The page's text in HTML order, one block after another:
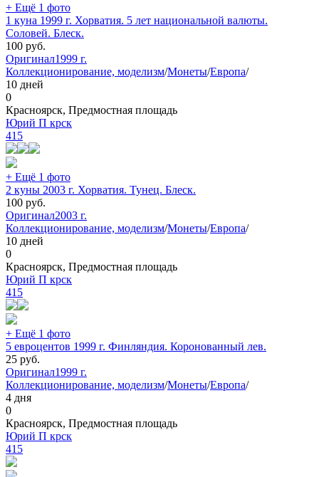
+ Ещё 1 фото
1 куна 1999 г. Хорватия. 5 лет национальной валюты.
Соловей. Блеск.
100 руб.
Оригинал1999 г.
Коллекционирование, моделизм/Монеты/Европа/
10 дней
0
Красноярск, Предмостная площадь
Юрий П крск
415
+ Ещё 1 фото
2 куны 2003 г. Хорватия. Тунец. Блеск.
100 руб.
Оригинал2003 г.
Коллекционирование, моделизм/Монеты/Европа/
10 дней
0
Красноярск, Предмостная площадь
Юрий П крск
415
+ Ещё 1 фото
5 евроцентов 1999 г. Финляндия. Коронованный лев.
25 руб.
Оригинал1999 г.
Коллекционирование, моделизм/Монеты/Европа/
4 дня
0
Красноярск, Предмостная площадь
Юрий П крск
415